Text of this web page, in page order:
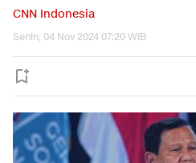
CNN Indonesia
Senin, 04 Nov 2024 07:20 WIB